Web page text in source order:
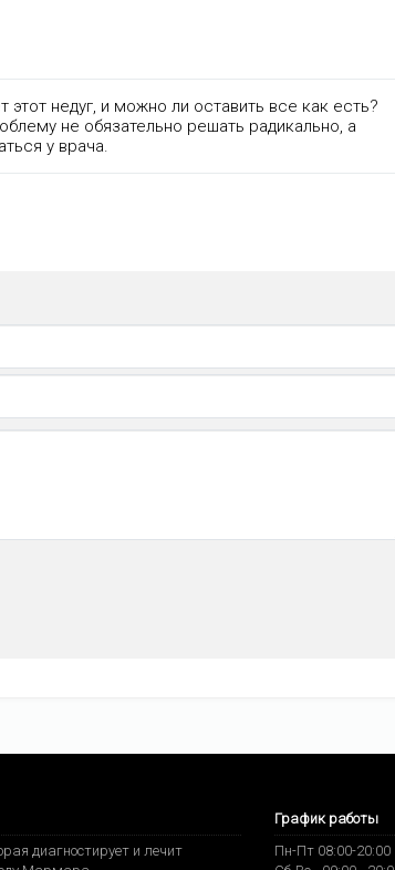
этот недуг, и можно ли оставить все как есть?
не обязательно решать радикально, а
у врача.
диагностирует и лечит
График работы
Пн-Пт 08:00-20:00